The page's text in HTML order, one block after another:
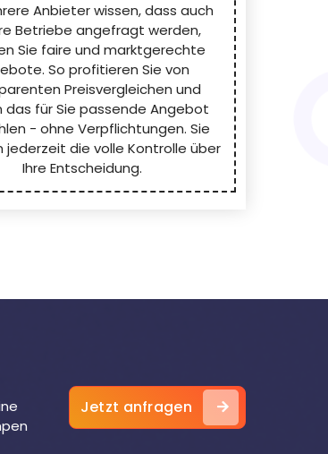
Anbieter wissen, dass auch
Betriebe angefragt werden,
Sie faire und marktgerechte
So profitieren Sie von
Preisvergleichen und
das für Sie passende Angebot
- ohne Verpflichtungen. Sie
jederzeit die volle Kontrolle über
Ihre Entscheidung.
Jetzt anfragen